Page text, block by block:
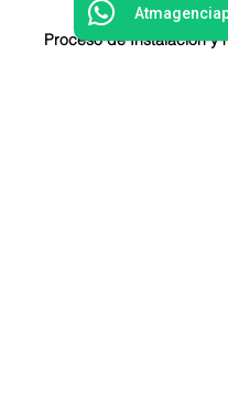
Proceso de Instalación y